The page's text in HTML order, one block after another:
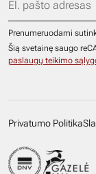
Prenumeruodami
Šią svetainę saugo
paslaugų teikimo
Privatumo Politika